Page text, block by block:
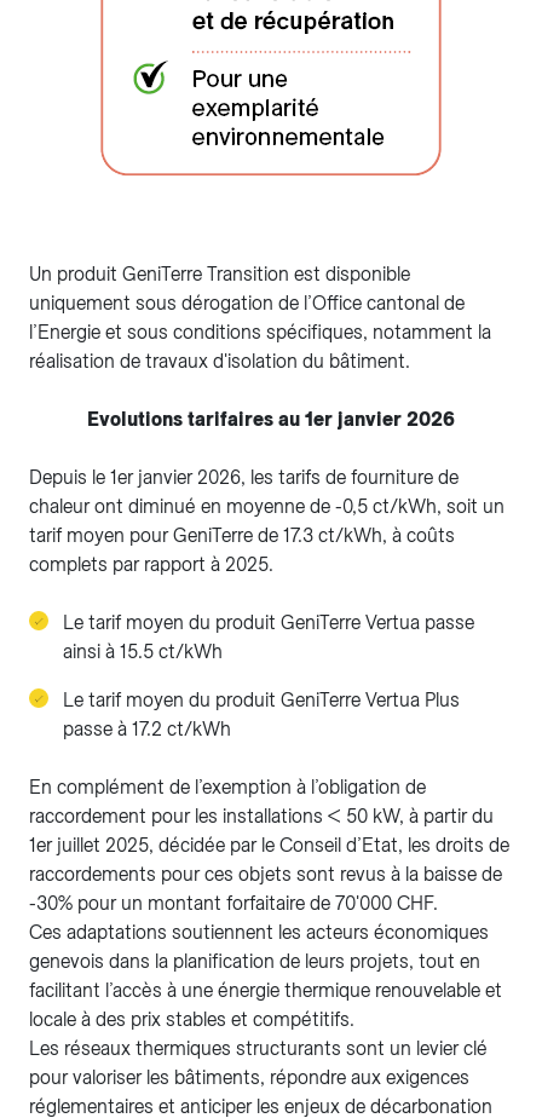
Un produit GeniTerre Transition est disponible
uniquement sous dérogation de l’Office cantonal de
l’Energie et sous conditions spécifiques, notamment la
réalisation de travaux d'isolation du bâtiment.
Evolutions tarifaires au 1er janvier 2026
Depuis le 1er janvier 2026, les tarifs de fourniture de
chaleur ont diminué en moyenne de -0,5 ct/kWh, soit un
tarif moyen pour GeniTerre de 17.3 ct/kWh, à coûts
complets par rapport à 2025.
Le tarif moyen du produit GeniTerre Vertua passe
ainsi à 15.5 ct/kWh
Le tarif moyen du produit GeniTerre Vertua Plus
passe à 17.2 ct/kWh
En complément de l’exemption à l’obligation de
raccordement pour les installations < 50 kW, à partir du
1er juillet 2025, décidée par le Conseil d’Etat, les droits de
raccordements pour ces objets sont revus à la baisse de
-30% pour un montant forfaitaire de 70'000 CHF.
Ces adaptations soutiennent les acteurs économiques
genevois dans la planification de leurs projets, tout en
facilitant l’accès à une énergie thermique renouvelable et
locale à des prix stables et compétitifs.
Les réseaux thermiques structurants sont un levier clé
pour valoriser les bâtiments, répondre aux exigences
réglementaires et anticiper les enjeux de décarbonation